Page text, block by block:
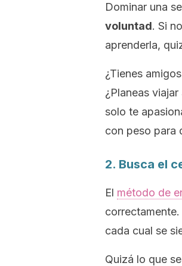
Dominar una
voluntad. Si
aprenderla,
¿Tienes
¿Planeas
solo te
con peso para
2. Busca el
El método de
cada cual se
Quizá lo que